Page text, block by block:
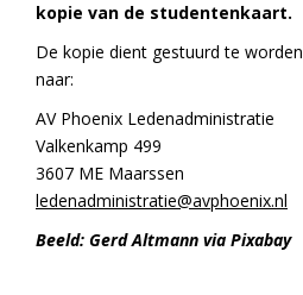
kopie van de studentenkaart.
De kopie dient gestuurd te worden
naar:
AV Phoenix Ledenadministratie
Valkenkamp 499
3607 ME Maarssen
ledenadministratie@avphoenix.nl
Beeld: Gerd Altmann via Pixabay